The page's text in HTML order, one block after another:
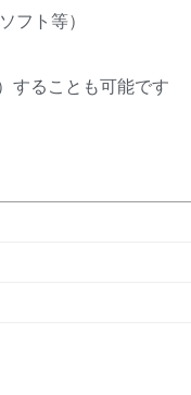
フト等）
することも可能です